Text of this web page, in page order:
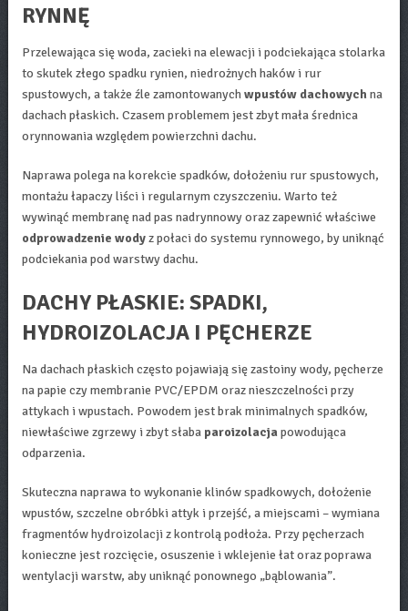
RYNNĘ
Przelewająca się woda, zacieki na elewacji i podciekająca stolarka
to skutek złego spadku rynien, niedrożnych haków i rur
spustowych, a także źle zamontowanychwpustów dachowychna
dachach płaskich. Czasem problemem jest zbyt mała średnica
orynnowania względem powierzchni dachu.
Naprawa polega na korekcie spadków, dołożeniu rur spustowych,
montażu łapaczy liści i regularnym czyszczeniu. Warto też
wywinąć membranę nad pas nadrynnowy oraz zapewnić właściwe
odprowadzenie wodyz połaci do systemu rynnowego, by uniknąć
podciekania pod warstwy dachu.
DACHY PŁASKIE: SPADKI,
HYDROIZOLACJA I PĘCHERZE
Na dachach płaskich często pojawiają się zastoiny wody, pęcherze
na papie czy membranie PVC/EPDM oraz nieszczelności przy
attykach i wpustach. Powodem jest brak minimalnych spadków,
niewłaściwe zgrzewy i zbyt słaba paroizolacjapowodująca
odparzenia.
Skuteczna naprawa to wykonanie klinów spadkowych, dołożenie
wpustów, szczelne obróbki attyk i przejść, a miejscami – wymiana
fragmentów hydroizolacji z kontrolą podłoża. Przy pęcherzach
konieczne jest rozcięcie, osuszenie i wklejenie łat oraz poprawa
wentylacji warstw, aby uniknąć ponownego „bąblowania”.